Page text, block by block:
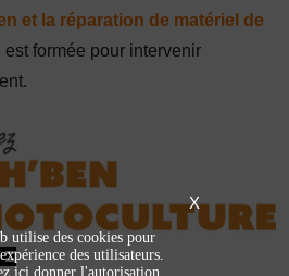
et la réparation de matériel de
est formée pour intervenir
X
utilise des cookies pour
des utilisateurs.
ici donner l'autorisation